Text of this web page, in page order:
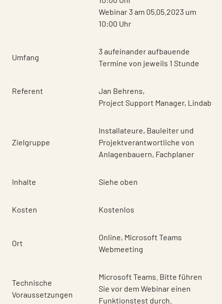
Webinar 3 am 05.05.2023 um
10:00 Uhr
Umfang
3 aufeinander aufbauende
Termine von jeweils 1 Stunde
Referent
Jan Behrens,
Project Support Manager, Lindab
Zielgruppe
Installateure, Bauleiter und
Projektverantwortliche von
Anlagenbauern, Fachplaner
Inhalte Siehe oben
Kosten Kostenlos
Ort
Online, Microsoft Teams
Webmeeting
Technische
Voraussetzungen
Microsoft Teams. Bitte führen
Sie vor dem Webinar einen
Funktionstest durch.